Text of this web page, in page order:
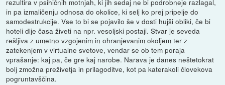
in pa izmaličenju odnosa do okolice, ki selj ko prej pripelje do
samodestrukcije. Vse to bi se pojavilo še v dosti hujši obliki, če bi
hoteli dlje časa živeti na npr. vesoljski postaji. Stvar je seveda
rešljiva z umetno vzgojenim in ohranjevanim okoljem ter z
zatekenjem v virtualne svetove, vendar se ob tem poraja
vprašanje: kaj pa, če gre kaj narobe. Narava je danes neštetokrat
bolj zmožna preživetja in prilagoditve, kot pa katerakoli človekova
pogruntavščina.